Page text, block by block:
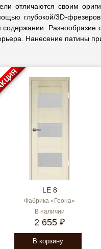
отличаются своим
глубокой/3D-
Разнообразие
Нанесение патины
LE 8
Фабрика «Геона»
В наличии
2 655 ₽
В корзину